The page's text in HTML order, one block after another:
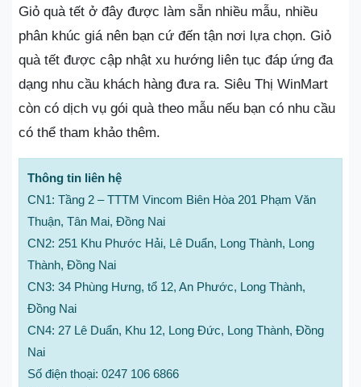
Giỏ quà tết ở đây được làm sẵn nhiều mẫu, nhiều
phân khúc giá nên bạn cứ đến tận nơi lựa chọn. Giỏ
quà tết được cập nhật xu hướng liên tục đáp ứng đa
dạng nhu cầu khách hàng đưa ra. Siêu Thị WinMart
còn có dịch vụ gói quà theo mẫu nếu bạn có nhu cầu
có thể tham khảo thêm.
Thông tin liên hệ
CN1: Tầng 2 – TTTM Vincom Biên Hòa 201 Phạm Văn
Thuận, Tân Mai, Đồng Nai
CN2: 251 Khu Phước Hải, Lê Duẩn, Long Thành, Long
Thành, Đồng Nai
CN3: 34 Phùng Hưng, tổ 12, An Phước, Long Thành,
Đồng Nai
CN4: 27 Lê Duẩn, Khu 12, Long Đức, Long Thành, Đồng
Nai
Số điện thoại: 0247 106 6866